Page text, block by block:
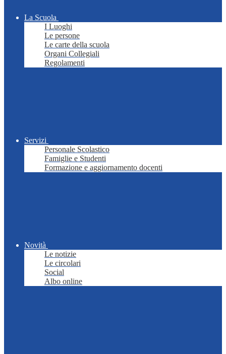
La Scuola
I Luoghi
Le persone
Le carte della scuola
Organi Collegiali
Regolamenti
Servizi
Personale Scolastico
Famiglie e Studenti
Formazione e aggiornamento docenti
Novità
Le notizie
Le circolari
Social
Albo online